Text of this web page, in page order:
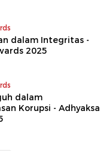
dalam Integritas -
2025
dalam
Korupsi - Adhyaksa